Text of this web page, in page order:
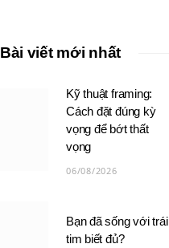
Bài viết mới nhất
Kỹ thuật framing:
Cách đặt đúng kỳ
vọng để bớt thất
vọng
06/08/2026
Bạn đã sống với trái
tim biết đủ?